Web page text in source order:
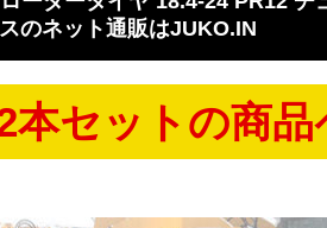
のネット通販はJUKO.IN
本セットの商